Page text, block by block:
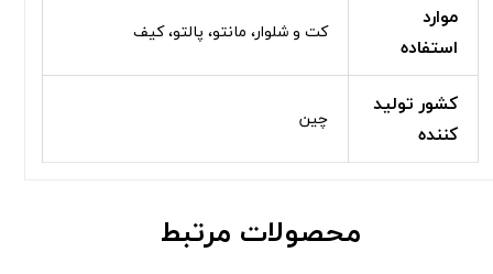
موارد
استفاده
کت و شلوار، مانتو، پالتو، کیف
کشور تولید
کننده
چین
محصولات مرتبط